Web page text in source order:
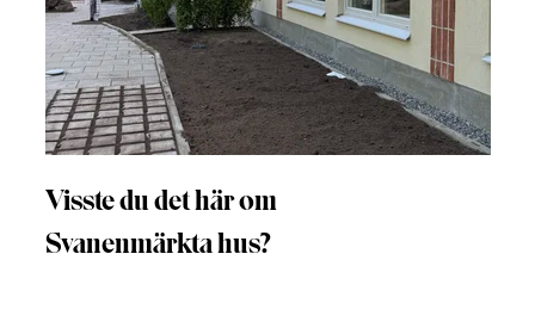
Visste du det här om
Svanenmärkta hus?